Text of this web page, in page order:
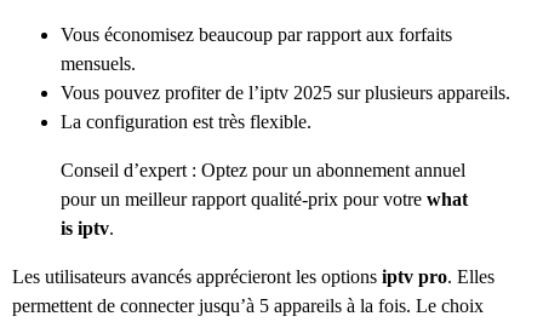
Vous économisez beaucoup par rapport aux forfaits
mensuels.
Vous pouvez profiter de l’iptv 2025 sur plusieurs appareils.
La configuration est très flexible.
Conseil d’expert : Optez pour un abonnement annuel
pour un meilleur rapport qualité-prix pour votre what
is iptv.
Les utilisateurs avancés apprécieront les options iptv pro. Elles
permettent de connecter jusqu’à 5 appareils à la fois. Le choix